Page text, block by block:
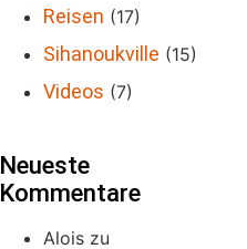
Reisen (17)
Sihanoukville (15)
Videos (7)
Neueste
Kommentare
Alois zu